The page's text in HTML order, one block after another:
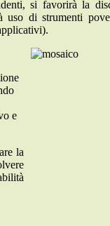
si favorirà la
uso di strumenti
e
la